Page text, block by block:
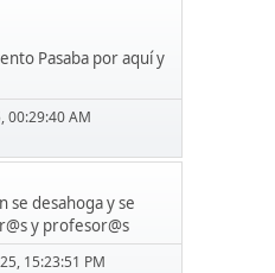
Pasaba por aquí y
00:29:40 AM
se desahoga y se
y profesor@s
15:23:51 PM